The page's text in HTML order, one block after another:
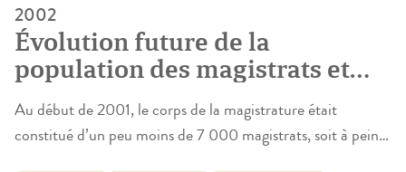
2002
Évolution future de la
population des magistrats et
perspectives de carrière
Au début de 2001, le corps de la magistrature était
constitué d’un peu moins de 7 000 magistrats, soit à peine